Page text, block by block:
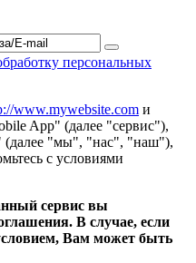
персональных
www.mywebsite.com и
App" (далее "сервис"),
(далее "мы", "нас", "наш"),
с условиями
сервис вы
В случае, если
Вам может быть